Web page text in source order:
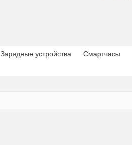
Зарядные устройства
Смартчасы